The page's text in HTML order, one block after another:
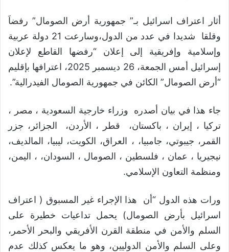
أثار اعتراف اسرائيل بـ” جمهورية أرض الصومال” رفضاَ
وقلقا شديدا في عدد من الدول،وسارعت 21 دولة عربية
وإسلامية وإفريقية إلى إعلان “رفضها القاطع لإعلان
إسرائيل أمس الجمعة، 26 ديسمبر 2025، اعترافها بإقليم
“أرض الصومال” الكائن في جمهورية الصومال الفيدرالية”.
جاء هذا في بيان أصدره وزراء خارجية السعودية ، مصر ،
تركيا ، إيران ، باكستان، قطر ، الأردن، الجزائر، جزر
القمر، جيبوتي، جامبيا، ، العراق، الكويت، ليبيا، المالديف،
نيجيريا ، عمان ، فلسطين ، الصومال ، السودان، ، اليمن،
ومنظمة التعاون الإسلامي.
ورات هذه الدول “أن هذا الإجراء غير المسبوق ( اعتراف
اسرائيل بأرض الصومال) يحمل تداعيات خطيرة على
السلم والأمن في منطقة القرن الأفريقي والبحر الأحمر،
وعلى السلم والأمن الدوليين، وهو ما يعكس كذلك عدم